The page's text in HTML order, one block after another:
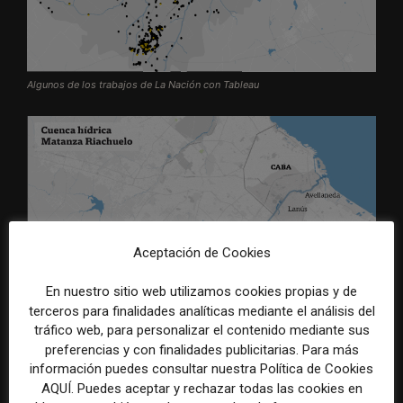
Algunos de los trabajos de La Nación con Tableau
Aceptación de Cookies
En nuestro sitio web utilizamos cookies propias y de
terceros para finalidades analíticas mediante el análisis del
tráfico web, para personalizar el contenido mediante sus
preferencias y con finalidades publicitarias. Para más
información puedes consultar nuestra Política de Cookies
AQUÍ. Puedes aceptar y rechazar todas las cookies en